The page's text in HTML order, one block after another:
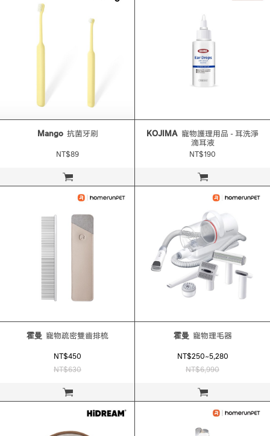
立即購買
Mango 抗菌牙刷
NT$89
立即購買
KOJIMA
滴耳液
NT$190
立即購買
霍曼 寵物疏密雙齒排梳
NT$450
NT$630
立即購買
霍曼 寵物理毛器
NT$250~5,280
NT$6,990